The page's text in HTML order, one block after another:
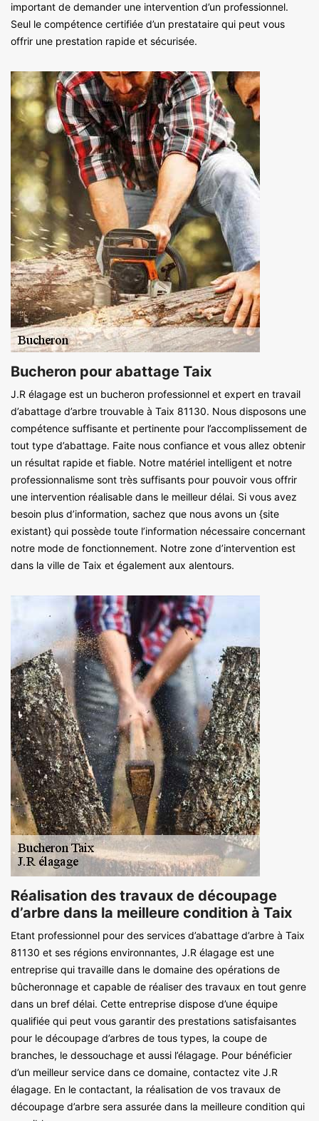
important de demander une intervention d’un professionnel.
Seul le compétence certifiée d’un prestataire qui peut vous
offrir une prestation rapide et sécurisée.
Bucheron pour abattage Taix
J.R élagage est un bucheron professionnel et expert en travail
d’abattage d’arbre trouvable à Taix 81130. Nous disposons une
compétence suffisante et pertinente pour l’accomplissement de
tout type d’abattage. Faite nous confiance et vous allez obtenir
un résultat rapide et fiable. Notre matériel intelligent et notre
professionnalisme sont très suffisants pour pouvoir vous offrir
une intervention réalisable dans le meilleur délai. Si vous avez
besoin plus d’information, sachez que nous avons un {site
existant} qui possède toute l’information nécessaire concernant
notre mode de fonctionnement. Notre zone d’intervention est
dans la ville de Taix et également aux alentours.
Réalisation des travaux de découpage
d’arbre dans la meilleure condition à Taix
Etant professionnel pour des services d’abattage d’arbre à Taix
81130 et ses régions environnantes, J.R élagage est une
entreprise qui travaille dans le domaine des opérations de
bûcheronnage et capable de réaliser des travaux en tout genre
dans un bref délai. Cette entreprise dispose d’une équipe
qualifiée qui peut vous garantir des prestations satisfaisantes
pour le découpage d’arbres de tous types, la coupe de
branches, le dessouchage et aussi l’élagage. Pour bénéficier
d’un meilleur service dans ce domaine, contactez vite J.R
élagage. En le contactant, la réalisation de vos travaux de
découpage d’arbre sera assurée dans la meilleure condition qui